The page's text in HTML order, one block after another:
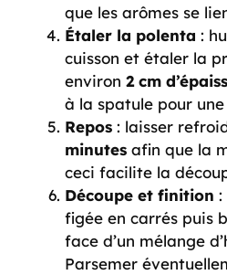
que les arômes se
Étaler la polenta :
cuisson et étaler la
environ 2 cm
à la spatule pour
Repos : laisser
minutes afin que la
ceci facilite la
Découpe et finition :
figée en carrés puis
face d’un mélange
Parsemer